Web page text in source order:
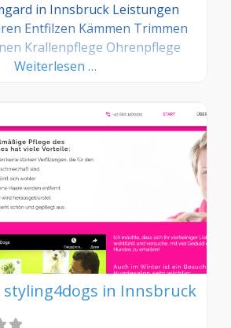
in Innsbruck Leistungen
Entfilzen Kämmen Trimmen
Krallenpflege Ohrenpflege
Weiterlesen …
styling4dogs in Innsbruck